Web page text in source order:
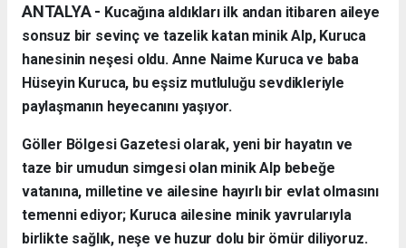
ANTALYA - ​ Kucağına aldıkları ilk andan itibaren aileye
sonsuz bir sevinç ve tazelik katan minik Alp, Kuruca
hanesinin neşesi oldu. Anne Naime Kuruca ve baba
Hüseyin Kuruca, bu eşsiz mutluluğu sevdikleriyle
paylaşmanın heyecanını yaşıyor.
​Göller Bölgesi Gazetesi olarak, yeni bir hayatın ve
taze bir umudun simgesi olan minik Alp bebeğe
vatanına, milletine ve ailesine hayırlı bir evlat olmasını
temenni ediyor; Kuruca ailesine minik yavrularıyla
birlikte sağlık, neşe ve huzur dolu bir ömür diliyoruz.